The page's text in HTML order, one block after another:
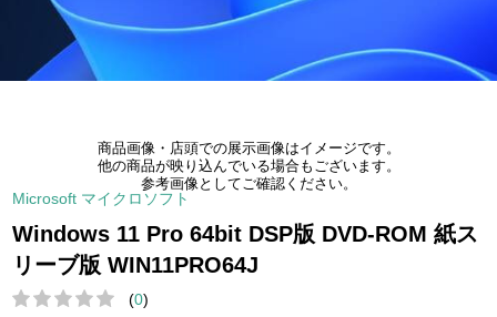
商品画像・店頭での展示画像はイメージです。
他の商品が映り込んでいる場合もございます。
参考画像としてご確認ください。
Microsoft マイクロソフト
Windows 11 Pro 64bit DSP版 DVD-ROM 紙ス
リーブ版 WIN11PRO64J
(0)